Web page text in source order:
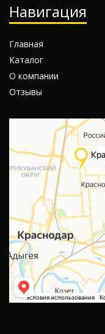
Навигация
Главная
Каталог
О компании
Отзывы